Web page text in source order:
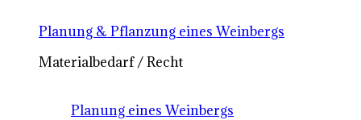
Planung & Pflanzung eines Weinbergs
Materialbedarf / Recht
Planung eines Weinbergs